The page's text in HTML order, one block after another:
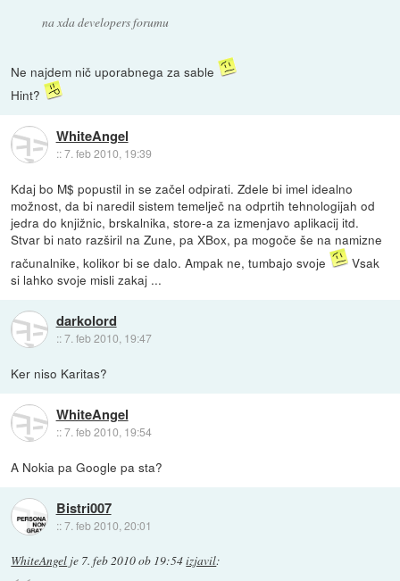
na xda developers forumu
Ne najdem nič uporabnega za sable
Hint?
WhiteAngel
::7. feb 2010, 19:39
Kdaj bo M$ popustil in se začel odpirati. Zdele bi imel idealno
možnost, da bi naredil sistem temelječ na odprtih tehnologijah od
jedra do knjižnic, brskalnika, store-a za izmenjavo aplikacij itd.
Stvar bi nato razširil na Zune, pa XBox, pa mogoče še na namizne
računalnike, kolikor bi se dalo. Ampak ne, tumbajo svoje
Vsak
si lahko svoje misli zakaj ...
darkolord
::7. feb 2010, 19:47
Ker niso Karitas?
WhiteAngel
::7. feb 2010, 19:54
A Nokia pa Google pa sta?
Bistri007
::7. feb 2010, 20:01
WhiteAngel je 7. feb 2010 ob 19:54izjavil: